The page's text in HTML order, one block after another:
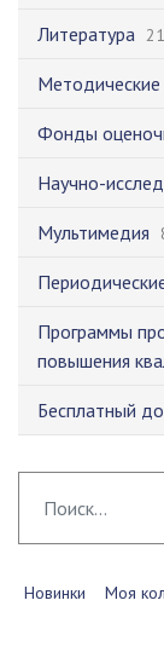
Литература
Методические
Фонды
Научно-
Мультимедия
Программы
повышения
Бесплатный
Новинки Моя